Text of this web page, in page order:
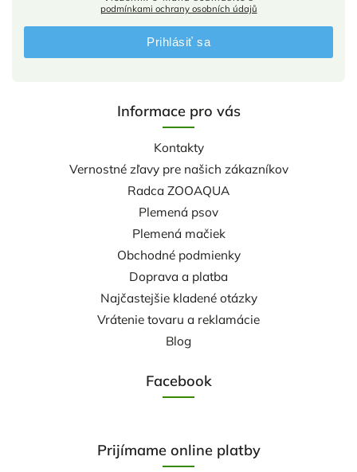
Informace pro vás
Kontakty
Vernostné zľavy pre našich zákazníkov
Radca ZOOAQUA
Plemená psov
Plemená mačiek
Obchodné podmienky
Doprava a platba
Najčastejšie kladené otázky
Vrátenie tovaru a reklamácie
Blog
Facebook
podmínkami ochrany osobních údajů
Prihlásiť sa
Prijímame online platby